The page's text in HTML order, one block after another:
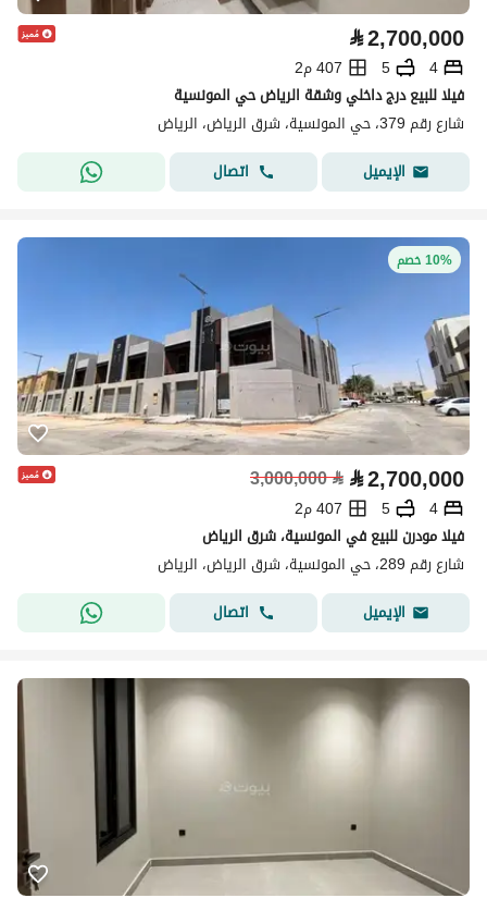
⃁2,700,000
4
5
407 م2
فيلا للبيع درج داخلي وشقة الرياض حي المونسية
شارع رقم 379، حي المونسية، شرق الرياض، الرياض
الإيميل
اتصال
10% خصم
⃁2,700,000
⃁
3,000,000
4
5
407 م2
فيلا مودرن للبيع في المونسية، شرق الرياض
شارع رقم 289، حي المونسية، شرق الرياض، الرياض
الإيميل
اتصال